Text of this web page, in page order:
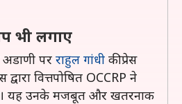
भी लगाए
पर राहुल गांधी की प्रेस
वित्तपोषित OCCRP ने
यह उनके मजबूत और खतरनाक